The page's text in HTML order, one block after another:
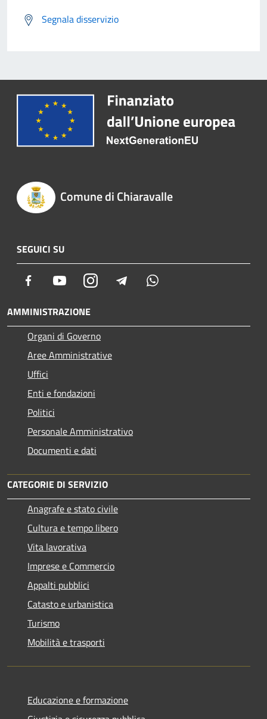
Segnala disservizio
Comune di Chiaravalle
SEGUICI SU
Facebook YoutubeInstagram Telegram
AMMINISTRAZIONE
Organi di Governo
Aree Amministrative
Uffici
Enti e fondazioni
Politici
Personale Amministrativo
Documenti e dati
CATEGORIE DI SERVIZIO
Anagrafe e stato civile
Cultura e tempo libero
Vita lavorativa
Imprese e Commercio
Appalti pubblici
Catasto e urbanistica
Turismo
Mobilità e trasporti
Educazione e formazione